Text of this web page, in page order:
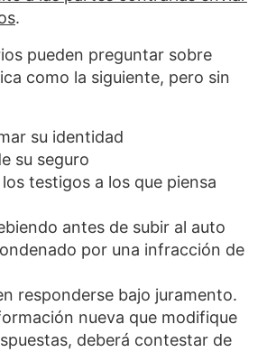
.
pueden preguntar sobre
como la siguiente, pero sin
su identidad
su seguro
testigos a los que piensa
antes de subir al auto
por una infracción de
responderse bajo juramento.
nueva que modifique
deberá contestar de